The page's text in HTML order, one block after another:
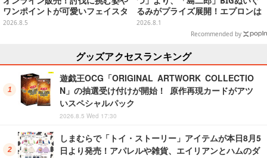
ワンポイントが可愛いフェイスタ
オル、バスマットなど全14種
2026.8.5
るみがプライズ展開！エプロンは
ポケット付き
2026.8.1
Recommended by
グッズアクセスランキング
遊戯王OCG「ORIGINAL ARTWORK COLLECTIO
N」の抽選受け付けが開始！ 原作再現カードがアツ
いスペシャルパック
2026.8.5 Wed 17:30
しまむらで「トイ・ストーリー」アイテムが本日8月5
日より発売！アパレルや雑貨、エイリアンとハムのダ